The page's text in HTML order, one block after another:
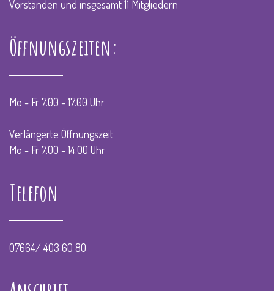
Vorständen und insgesamt 11 Mitgliedern
Öffnungszeiten:
Mo - Fr 7.00 - 17.00 Uhr
Verlängerte Öffnungszeit
Mo - Fr 7.00 - 14.00 Uhr
Telefon
07664/ 403 60 80